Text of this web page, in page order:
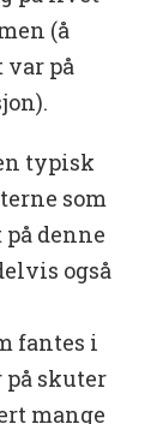
(å
på
typisk
som
denne
også
fantes i
skuter
mange